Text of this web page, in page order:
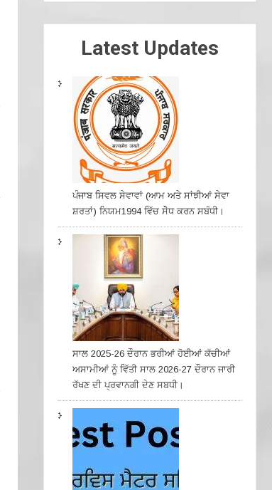
Latest Updates
ਪੰਜਾਬ ਸਿਵਲ ਸੇਵਾਵਾਂ (ਆਮ ਅਤੇ ਸਾਂਝੀਆਂ ਸੇਵਾ
ਸ਼ਰਤਾਂ) ਨਿਯਮ1994 ਵਿੱਚ ਸੇੋਧ ਕਰਨ ਸਬੰਧੀ।
ਸਾਲ 2025-26 ਦੌਰਾਨ ਭਰੀਆਂ ਹੋਈਆਂ ਕੱਚੀਆਂ
ਅਸਾਮੀਆਂ ਨੂੰ ਵਿੱਤੀ ਸਾਲ 2026-27 ਦੌਰਾਨ ਜਾਰੀ
ਰੱਖਣ ਦੀ ਪ੍ਰਵਾਨਗੀ ਦੇਣ ਸਬਧੀ।